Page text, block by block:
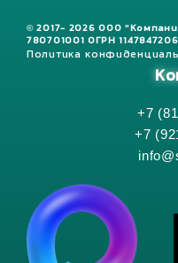
© 2017- 2026 ООО
780701001 ОГРН
Политика
+7
+7